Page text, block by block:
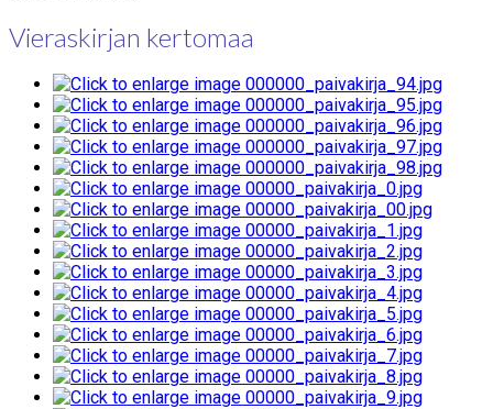
Vieraskirjan kertomaa